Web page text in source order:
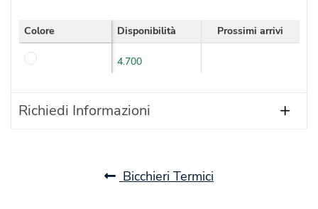
Colore Disponibilità Prossimi arrivi
4.700
Richiedi Informazioni
Bicchieri Termici